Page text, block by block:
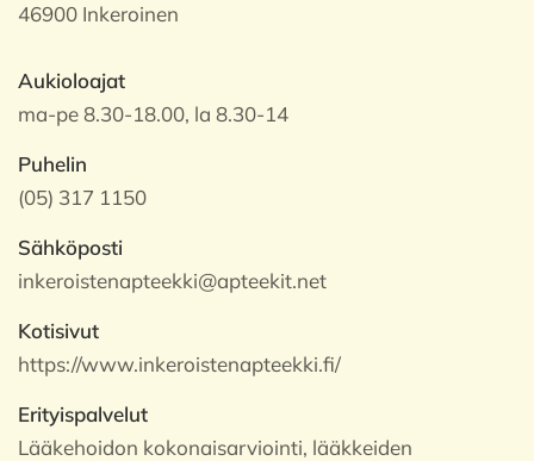
46900 Inkeroinen
Aukioloajat
ma-pe 8.30-18.00, la 8.30-14
Puhelin
(05) 317 1150
Sähköposti
inkeroistenapteekki@apteekit.net
Kotisivut
https://www.inkeroistenapteekki.fi/
Erityispalvelut
Lääkehoidon kokonaisarviointi, lääkkeiden